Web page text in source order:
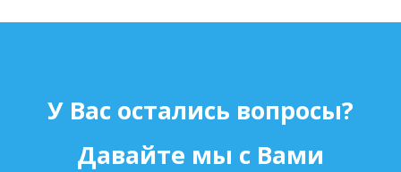
У Вас остались вопросы?
Давайте мы с Вами